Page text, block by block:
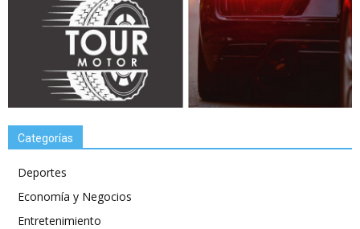
Categorías
Deportes
Economía y Negocios
Entretenimiento